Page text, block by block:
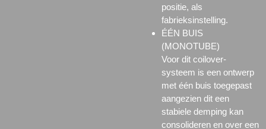
positie, als
fabrieksinstelling.
ÉÉN BUIS
(MONOTUBE)
Voor dit coilover-
systeem is een ontwerp
met één buis toegepast
aangezien dit een
stabiele demping kan
consolideren en over een